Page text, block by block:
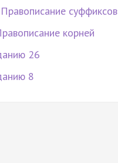
суффиксов
корней
26
8